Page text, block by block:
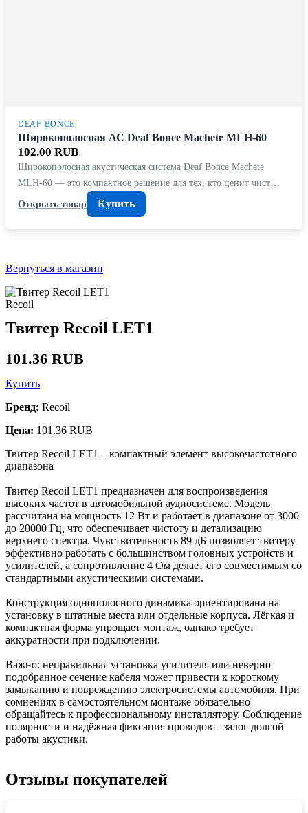
DEAF BONCE
Широкополосная АС Deaf Bonce Machete MLH-60
102.00 RUB
Широкополосная акустическая система Deaf Bonce Machete
MLH-60 — это компактное решение для тех, кто ценит чист…
Открыть товар
Купить
Вернуться в магазин
Recoil
Твитер Recoil LET1
101.36 RUB
Купить
Бренд: Recoil
Цена: 101.36 RUB
Твитер Recoil LET1 – компактный элемент высокочастотного
диапазона
Твитер Recoil LET1 предназначен для воспроизведения
высоких частот в автомобильной аудиосистеме. Модель
рассчитана на мощность 12 Вт и работает в диапазоне от 3000
до 20000 Гц, что обеспечивает чистоту и детализацию
верхнего спектра. Чувствительность 89 дБ позволяет твитеру
эффективно работать с большинством головных устройств и
усилителей, а сопротивление 4 Ом делает его совместимым со
стандартными акустическими системами.
Конструкция однополосного динамика ориентирована на
установку в штатные места или отдельные корпуса. Лёгкая и
компактная форма упрощает монтаж, однако требует
аккуратности при подключении.
Важно: неправильная установка усилителя или неверно
подобранное сечение кабеля может привести к короткому
замыканию и повреждению электросистемы автомобиля. При
сомнениях в самостоятельном монтаже обязательно
обращайтесь к профессиональному инсталлятору. Соблюдение
полярности и надёжная фиксация проводов – залог долгой
работы акустики.
Отзывы покупателей